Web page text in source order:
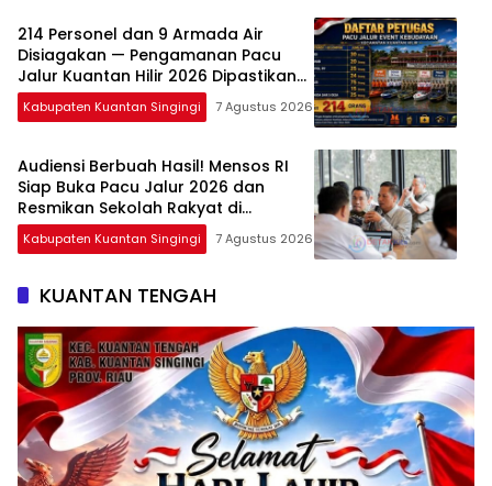
214 Personel dan 9 Armada Air
Disiagakan — Pengamanan Pacu
Jalur Kuantan Hilir 2026 Dipastikan
Maksimal
Kabupaten Kuantan Singingi 7 Agustus 2026
Audiensi Berbuah Hasil! Mensos RI
Siap Buka Pacu Jalur 2026 dan
Resmikan Sekolah Rakyat di
Kuansing
Kabupaten Kuantan Singingi 7 Agustus 2026
KUANTAN TENGAH